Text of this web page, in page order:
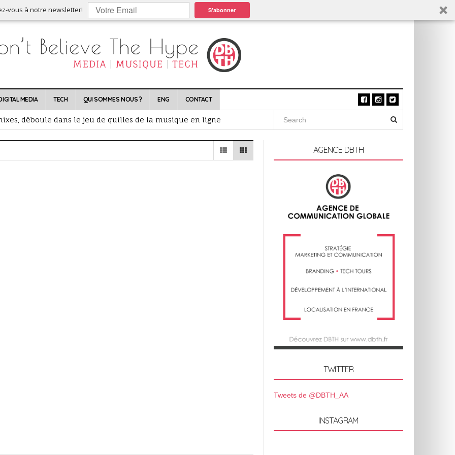
vous à notre newsletter! S'abonner
MEDIA TECH QUI SOMMES NOUS ? ENG CONTACT
l’occasion, les plus jeunes achètent du neuf
déboule dans le jeu de quilles de la musique en ligne
conséquences ?
!
AGENCE DBTH
TWITTER
Tweets de @DBTH_AA
INSTAGRAM